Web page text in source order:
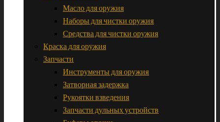
Масло для оружия
Наборы для чистки оружия
Средства для чистки оружия
Краска для оружия
Запчасти
Инструменты для оружия
Затворная задержка
Рукоятки взведения
Запчасти дульных устройств